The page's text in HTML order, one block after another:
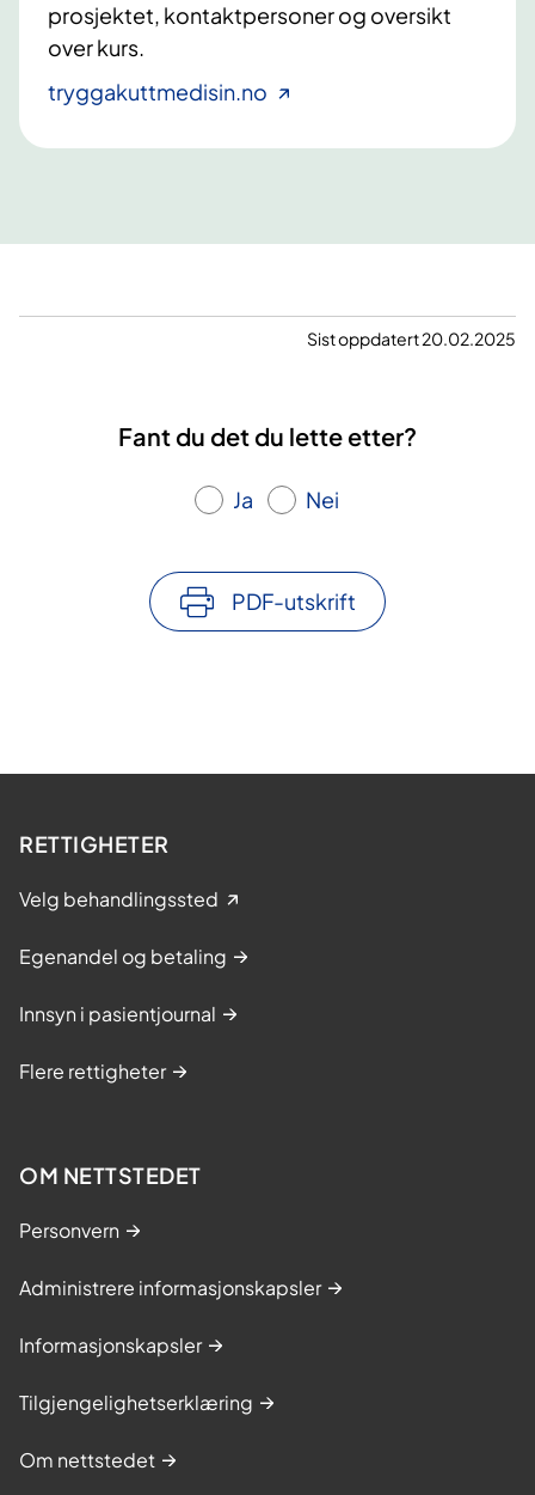
prosjektet, kontaktpersoner og oversikt
over kurs.
tryggakuttmedisin.no
Sist oppdatert 20.02.2025
Fant du det du lette etter?
Ja Nei
PDF-utskrift
RETTIGHETER
Velg behandlingssted
Egenandel og betaling
Innsyn i pasientjournal
Flere rettigheter
OM NETTSTEDET
Personvern
Administrere informasjonskapsler
Informasjonskapsler
Tilgjengelighetserklæring
Om nettstedet